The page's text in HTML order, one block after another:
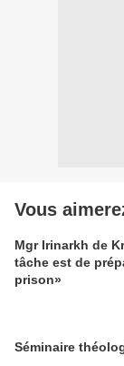
Vous
Mgr Irinarkh de
tâche est de
prison»
Séminaire